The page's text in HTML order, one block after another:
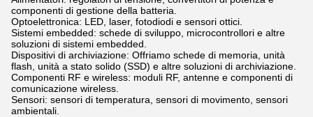
componenti di gestione della batteria.
Optoelettronica: LED, laser, fotodiodi e sensori ottici.
Sistemi embedded: schede di sviluppo, microcontrollori e altre
soluzioni di sistemi embedded.
Dispositivi di archiviazione: Offriamo schede di memoria, unità
flash, unità a stato solido (SSD) e altre soluzioni di archiviazione.
Componenti RF e wireless: moduli RF, antenne e componenti di
comunicazione wireless.
Sensori: sensori di temperatura, sensori di movimento, sensori
ambientali.